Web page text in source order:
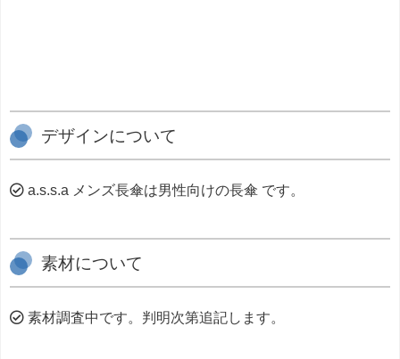
デザインについて
a.s.s.a メンズ長傘は男性向けの長傘 です。
素材について
素材調査中です。判明次第追記します。